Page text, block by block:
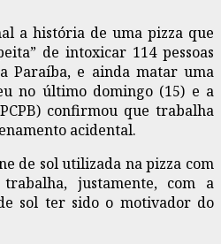
a história de uma pizza que
de intoxicar 114 pessoas
Paraíba, e ainda matar uma
no último domingo (15) e a
confirmou que trabalha
acidental.
de sol utilizada na pizza com
justamente, com a
sol ter sido o motivador do